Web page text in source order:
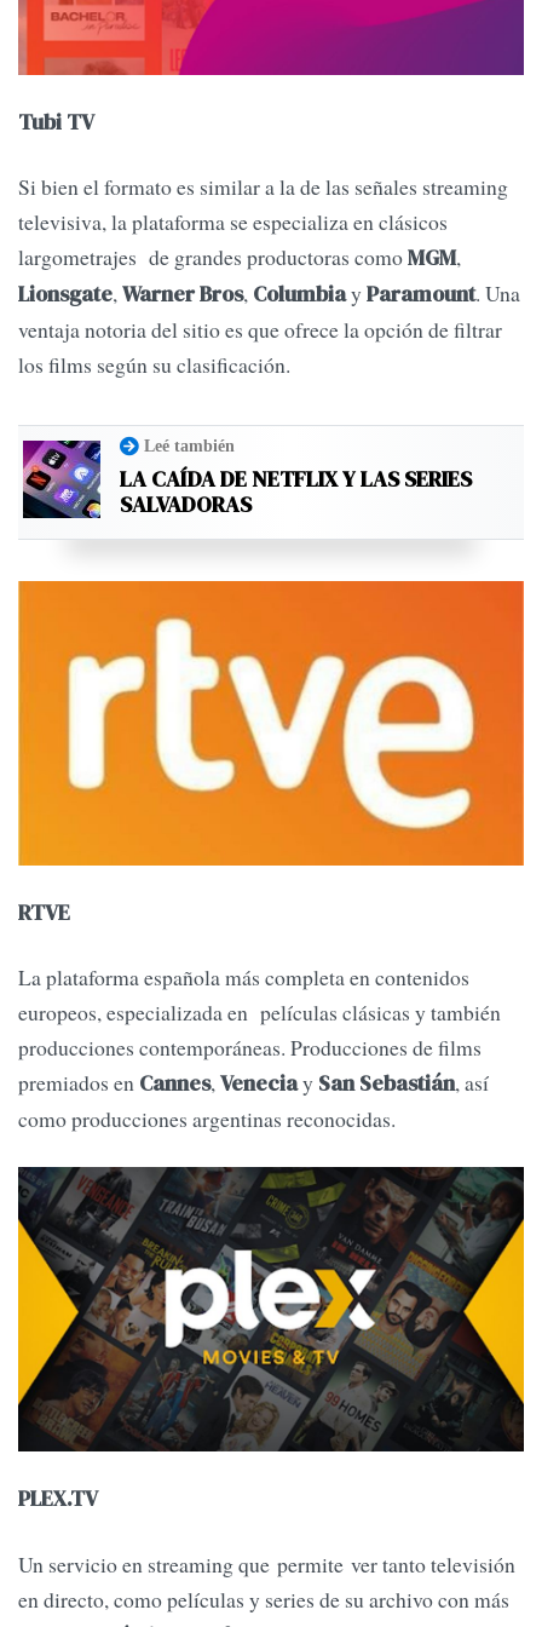
Tubi TV
Si bien el formato es similar a la de las señales streaming
televisiva, la plataforma se especializa en clásicos
largometrajes de grandes productoras comoMGM,
Lionsgate,Warner Bros, Columbiay Paramount. Una
ventaja notoria del sitio es que ofrece la opción de filtrar
los films según su clasificación.
Leé también
LA CAÍDA DE NETFLIX Y LAS SERIES
SALVADORAS
RTVE
La plataforma española más completa en contenidos
europeos, especializada en películas clásicas y también
producciones contemporáneas. Producciones de films
premiados en Cannes,Veneciay San Sebastián, así
como producciones argentinas reconocidas.
PLEX.TV
Un servicio en streaming que permite ver tanto televisión
en directo, como películas y series de su archivo con más